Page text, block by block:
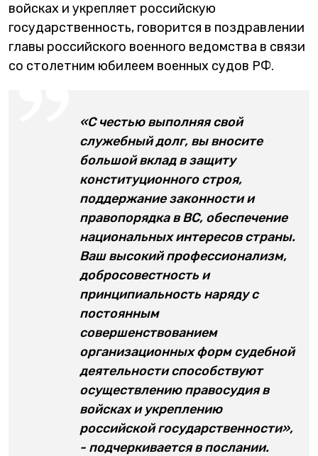
войсках и укрепляет российскую
государственность, говорится в поздравлении
главы российского военного ведомства в связи
со столетним юбилеем военных судов РФ.
«С честью выполняя свой
служебный долг, вы вносите
большой вклад в защиту
конституционного строя,
поддержание законности и
правопорядка в ВС, обеспечение
национальных интересов страны.
Ваш высокий профессионализм,
добросовестность и
принципиальность наряду с
постоянным
совершенствованием
организационных форм судебной
деятельности способствуют
осуществлению правосудия в
войсках и укреплению
российской государственности»,
- подчеркивается в послании.